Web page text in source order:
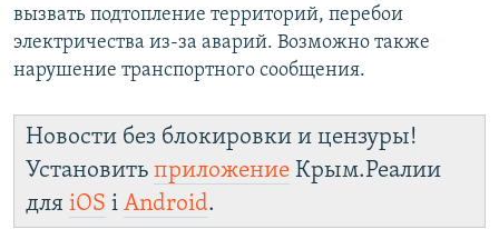
вызвать подтопление территорий, перебои
электричества из-за аварий. Возможно также
нарушение транспортного сообщения.
Новости без блокировки и цензуры!
Установить приложение Крым.Реалии
для iOS і Android.